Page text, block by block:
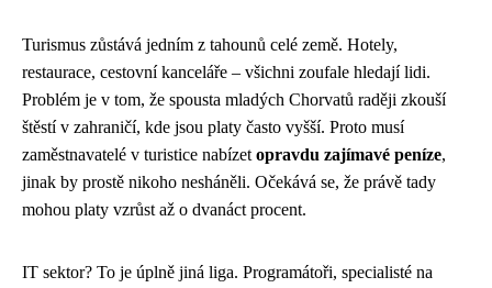
Turismus zůstává jedním z tahounů celé země. Hotely,
restaurace, cestovní kanceláře – všichni zoufale hledají lidi.
Problém je v tom, že spousta mladých Chorvatů raději zkouší
štěstí v zahraničí, kde jsou platy často vyšší. Proto musí
zaměstnavatelé v turistice nabízet opravdu zajímavé peníze,
jinak by prostě nikoho nesháněli. Očekává se, že právě tady
mohou platy vzrůst až o dvanáct procent.
IT sektor? To je úplně jiná liga. Programátoři, specialisté na